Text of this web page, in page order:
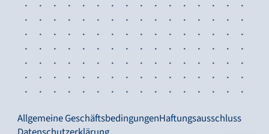
Allgemeine GeschäftsbedingungenHaftungsausschluss